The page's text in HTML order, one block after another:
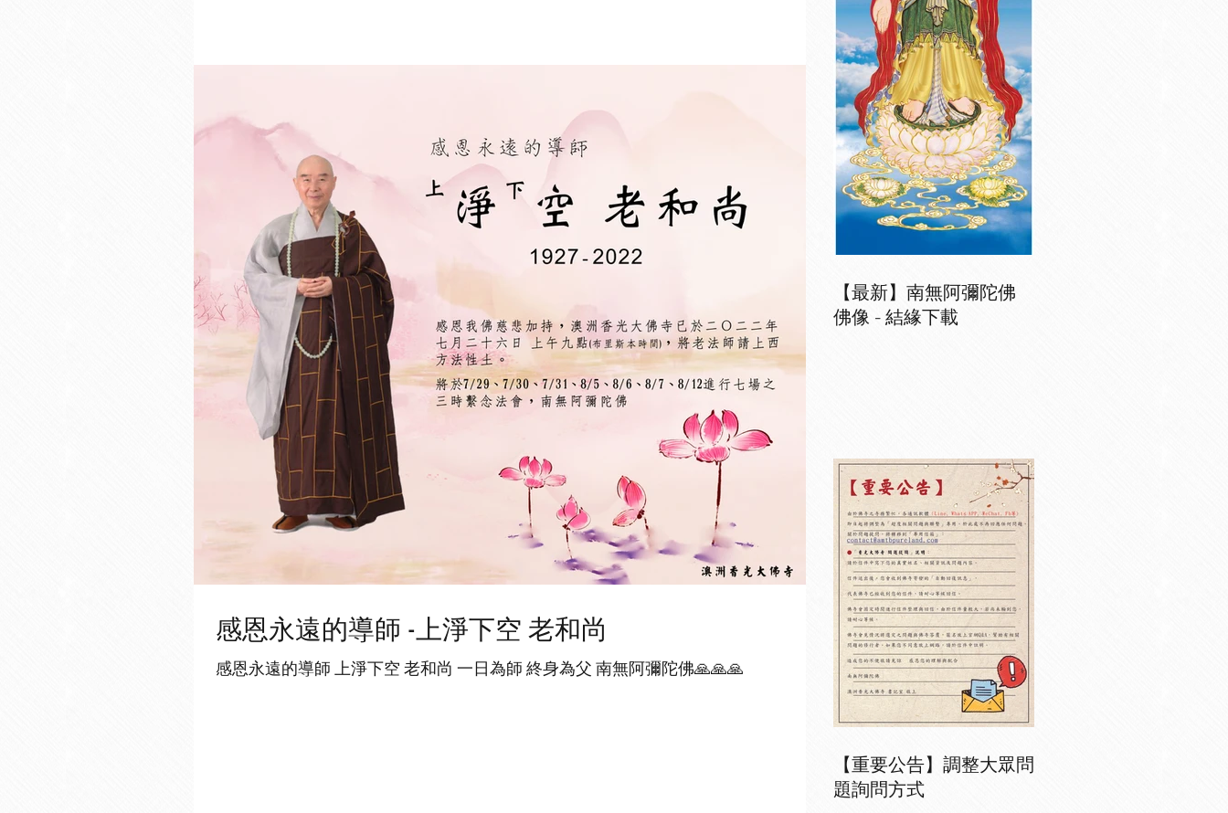
感恩永遠的導師 -上淨下空 老和尚
感恩永遠的導師 上淨下空 老和尚 一日為師 終身為父 南無阿彌陀佛🙏🙏🙏
【最新】南無阿彌陀佛
佛像 - 結緣下載
【重要公告】調整大眾問
題詢問方式